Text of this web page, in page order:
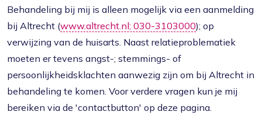
Behandeling bij mij is alleen mogelijk via een aanmelding
bij Altrecht (www.altrecht.nl; 030-3103000); op
verwijzing van de huisarts. Naast relatieproblematiek
moeten er tevens angst-; stemmings- of
persoonlijkheidsklachten aanwezig zijn om bij Altrecht in
behandeling te komen. Voor verdere vragen kun je mij
bereiken via de 'contactbutton' op deze pagina.